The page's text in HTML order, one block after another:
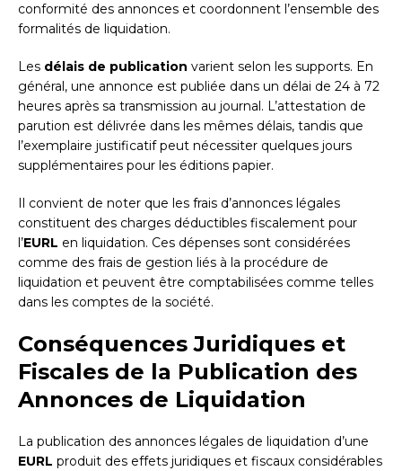
conformité des annonces et coordonnent l’ensemble des
formalités de liquidation.
Les délais de publication varient selon les supports. En
général, une annonce est publiée dans un délai de 24 à 72
heures après sa transmission au journal. L’attestation de
parution est délivrée dans les mêmes délais, tandis que
l’exemplaire justificatif peut nécessiter quelques jours
supplémentaires pour les éditions papier.
Il convient de noter que les frais d’annonces légales
constituent des charges déductibles fiscalement pour
l’EURL en liquidation. Ces dépenses sont considérées
comme des frais de gestion liés à la procédure de
liquidation et peuvent être comptabilisées comme telles
dans les comptes de la société.
Conséquences Juridiques et
Fiscales de la Publication des
Annonces de Liquidation
La publication des annonces légales de liquidation d’une
EURL produit des effets juridiques et fiscaux considérables